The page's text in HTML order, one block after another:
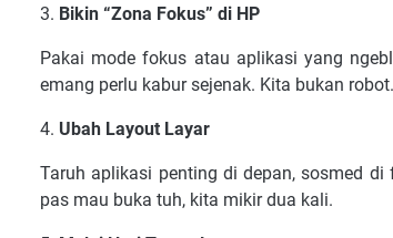
3. Bikin “Zona Fokus” di HP
Pakai mode fokus atau aplikasi yang
emang perlu kabur sejenak. Kita bukan
4. Ubah Layout Layar
Taruh aplikasi penting di depan, sosmed di
pas mau buka tuh, kita mikir dua kali.